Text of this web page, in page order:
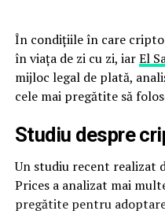
În condițiile în care
în viața de zi cu zi, iarEl
mijloc legal de plată,
cele mai pregătite să
Studiu despre
Un studiu recent realizat
Prices a analizat mai
pregătite pentru